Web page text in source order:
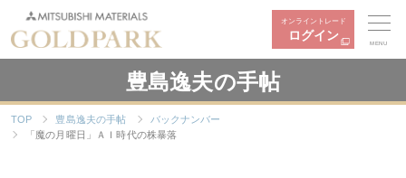
オンライントレード
ログイン
MENU
豊島逸夫の手帖
TOP 豊島逸夫の手帖
バックナンバー
「魔の月曜日」ＡＩ時代の株暴落